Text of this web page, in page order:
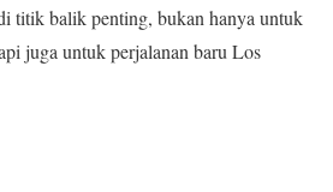
titik balik penting, bukan hanya untuk
juga untuk perjalanan baru Los